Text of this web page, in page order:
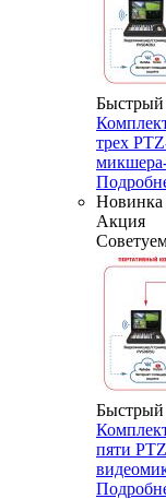
Быстрый
трех
Новинка
Акция
Быстрый
пяти